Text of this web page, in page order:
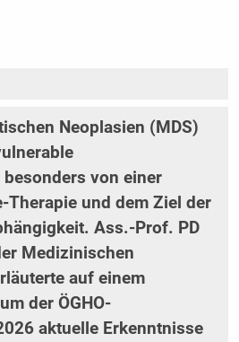
Neoplasien (MDS)
von einer
Therapie und dem Ziel der
Ass.-Prof. PD
Medizinischen
auf einem
der ÖGHO-
aktuelle Erkenntnisse